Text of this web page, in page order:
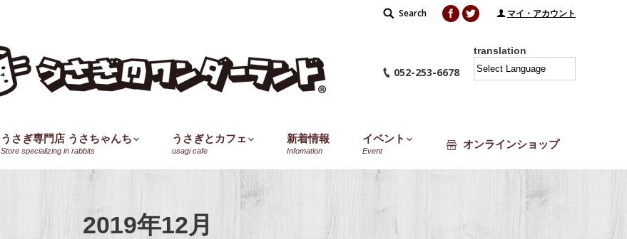
Search:
Search Facebook
Twitter マイ・アカウント
052-253-6678
translation
うさぎ専門店 うさちゃんち
Store specializing in rabbits
うさぎとカフェ
usagi cafe
新着情報
Infomation
イベント
Event
オンラインショップ
2019年12月